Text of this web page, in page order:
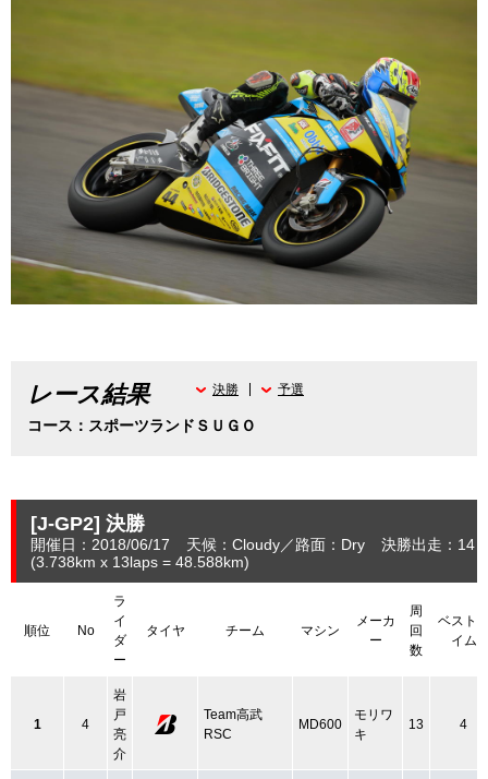
レース結果
コース：スポーツランドＳＵＧＯ
決勝 予選
[J-GP2] 決勝
開催日：2018/06/17 天候：Cloudy 路面：Dry
決勝出走：14
(3.738km x 13laps = 48.588km)
順位 No
ラ
イ
ダ
ー
タイヤ チーム マシン
メーカ
ー
周
回
数
ベスト
イム
1 4
岩
戸
亮
介
Team高武
RSC
MD600
モリワ
キ
13 4